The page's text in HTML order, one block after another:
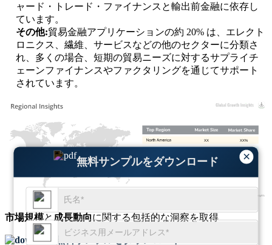
×
無料サンプルをダウンロード
ャード・トレード・ファイナンスと輸出前金融に依存し
ています。
その他:貿易金融アプリケーションの約 20% は、エレクト
ロニクス、繊維、サービスなどの他のセクターに分類さ
れ、多くの場合、短期の貿易ニーズに対するサプライチ
ェーンファイナンスやファクタリングを通じてサポート
されています。
XX%
XX
XX%
XX%
XX
市場規模と成長動向に関する包括的な洞察を取得
無料サンプルをダウンロード